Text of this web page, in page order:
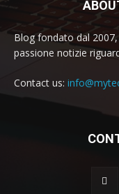
Blog fondato dal
passione notizie
Contact us: